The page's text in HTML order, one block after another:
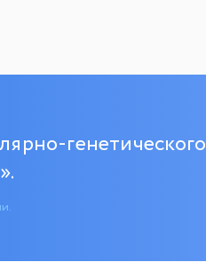
генетического